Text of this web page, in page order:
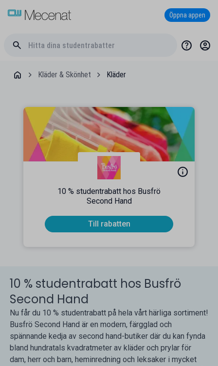
Öppna appen
Kläder & Skönhet Kläder
10 % studentrabatt hos Busfrö
Second Hand
Till rabatten
10 % studentrabatt hos Busfrö
Second Hand
Nu får du 10 % studentrabatt på hela vårt härliga sortiment!
Busfrö Second Hand är en modern, färgglad och
spännande kedja av second hand-butiker där du kan fynda
bland hundratals kvadratmeter av kläder och prylar för
dam, herr och barn, heminredning och leksaker i mycket